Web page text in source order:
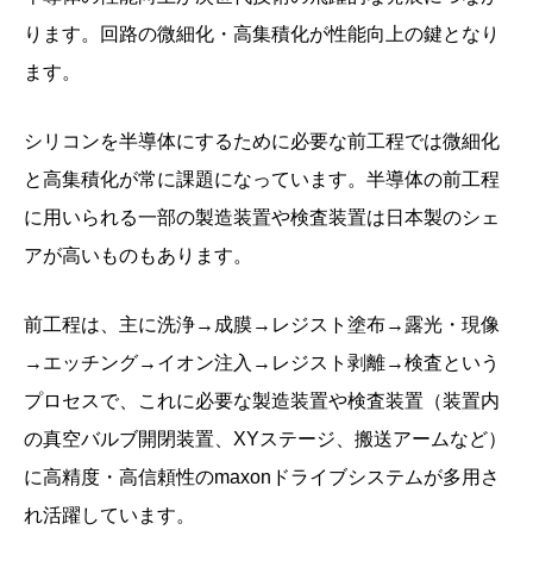
ります。回路の微細化・高集積化が性能向上の鍵となり
ます。
シリコンを半導体にするために必要な前工程では微細化
と高集積化が常に課題になっています。半導体の前工程
に用いられる一部の製造装置や検査装置は日本製のシェ
アが高いものもあります。
前工程は、主に洗浄→成膜→レジスト塗布→露光・現像
→エッチング→イオン注入→レジスト剥離→検査という
プロセスで、これに必要な製造装置や検査装置（装置内
の真空バルブ開閉装置、XYステージ、搬送アームなど）
に高精度・高信頼性のmaxonドライブシステムが多用さ
れ活躍しています。